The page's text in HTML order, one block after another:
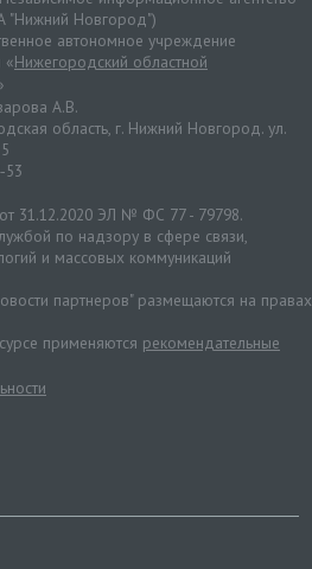
"Нижний Новгород")
автономное учреждение
«Нижегородский областной
А.В.
область, г. Нижний Новгород. ул.
53
31.12.2020 ЭЛ № ФС 77 - 79798.
по надзору в сфере связи,
и массовых коммуникаций
партнеров" размещаются на правах
применяются рекомендательные